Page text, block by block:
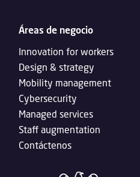
Áreas de negocio
Innovation for workers
Design & strategy
Mobility management
Cybersecurity
Managed services
Staff augmentation
Contáctenos